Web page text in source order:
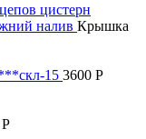
цистерн
налив Крышка
15 3600 Р
Р